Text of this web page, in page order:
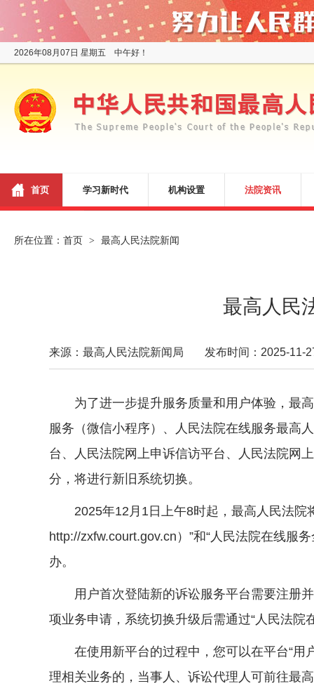
2026年08月07日 星期五 中午好！
首页 学习新时代 机构设置 法院资讯
所在位置： 首页 > 最高人民法院新闻
最高人民
来源：最高人民法院新闻局 发布时间：2025-11-
为了进一步提升服务质量和用户体验，最
服务（微信小程序）、人民法院在线服务最高
台、人民法院网上申诉信访平台、人民法院网
分，将进行新旧系统切换。
2025年12月1日上午8时起，最高人民法院
http://zxfw.court.gov.cn）”和“人民法院在线服
办。
用户首次登陆新的诉讼服务平台需要注册并
项业务申请，系统切换升级后需通过“人民法院
在使用新平台的过程中，您可以在平台“用
理相关业务的，当事人、诉讼代理人可前往最